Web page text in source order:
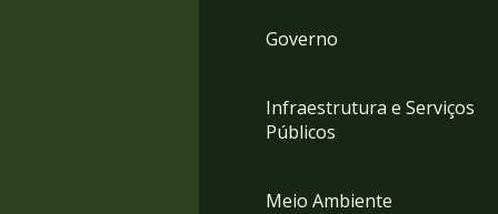
Governo
Infraestrutura e Serviços
Públicos
Meio Ambiente